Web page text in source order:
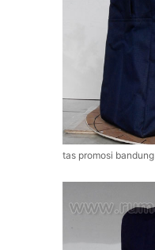
tas promosi bandung